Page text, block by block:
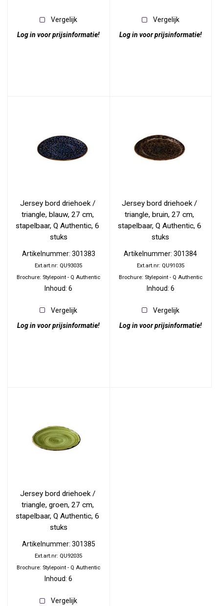
Vergelijk
Log in voor prijsinformatie!
Vergelijk
Log in voor prijsinformatie!
Jersey bord driehoek /
triangle, blauw, 27 cm,
stapelbaar, Q Authentic, 6
stuks
Artikelnummer: 301383
Ext.art.nr: QU93035
Brochure: Stylepoint - Q Authentic
Inhoud: 6
Vergelijk
Log in voor prijsinformatie!
Jersey bord driehoek /
triangle, bruin, 27 cm,
stapelbaar, Q Authentic, 6
stuks
Artikelnummer: 301384
Ext.art.nr: QU91035
Brochure: Stylepoint - Q Authentic
Inhoud: 6
Vergelijk
Log in voor prijsinformatie!
Jersey bord driehoek /
triangle, groen, 27 cm,
stapelbaar, Q Authentic, 6
stuks
Artikelnummer: 301385
Ext.art.nr: QU92035
Brochure: Stylepoint - Q Authentic
Inhoud: 6
Vergelijk